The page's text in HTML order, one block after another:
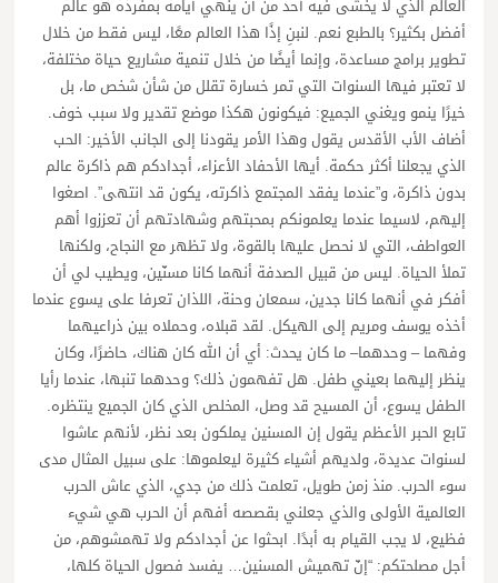
العالم الذي لا يخشى فيه أحد من أن ينهي أيامه بمفرده هو عالم
أفضل بكثير؟ بالطبع نعم. لنبنِ إذًا هذا العالم معًا، ليس فقط من خلال
تطوير برامج مساعدة، وإنما أيضًا من خلال تنمية مشاريع حياة مختلفة،
لا تعتبر فيها السنوات التي تمر خسارة تقلل من شأن شخص ما، بل
خيرًا ينمو ويغني الجميع: فيكونون هكذا موضع تقدير ولا سبب خوف.
أضاف الأب الأقدس يقول وهذا الأمر يقودنا إلى الجانب الأخير: الحب
الذي يجعلنا أكثر حكمة. أيها الأحفاد الأعزاء، أجدادكم هم ذاكرة عالم
بدون ذاكرة، و”عندما يفقد المجتمع ذاكرته، يكون قد انتهى”. اصغوا
إليهم، لاسيما عندما يعلمونكم بمحبتهم وشهادتهم أن تعززوا أهم
العواطف، التي لا نحصل عليها بالقوة، ولا تظهر مع النجاح، ولكنها
تملأ الحياة. ليس من قبيل الصدفة أنهما كانا مسنّين، ويطيب لي أن
أفكر في أنهما كانا جدين، سمعان وحنة، اللذان تعرفا على يسوع عندما
أخذه يوسف ومريم إلى الهيكل. لقد قبلاه، وحملاه بين ذراعيهما
وفهما – وحدهما– ما كان يحدث: أي أن الله كان هناك، حاضرًا، وكان
ينظر إليهما بعيني طفل. هل تفهمون ذلك؟ وحدهما تنبها، عندما رأيا
الطفل يسوع، أن المسيح قد وصل، المخلص الذي كان الجميع ينتظره.
تابع الحبر الأعظم يقول إن المسنين يملكون بعد نظر، لأنهم عاشوا
لسنوات عديدة، ولديهم أشياء كثيرة ليعلموها: على سبيل المثال مدى
سوء الحرب. منذ زمن طويل، تعلمت ذلك من جدي، الذي عاش الحرب
العالمية الأولى والذي جعلني بقصصه أفهم أن الحرب هي شيء
فظيع، لا يجب القيام به أبدًا. ابحثوا عن أجدادكم ولا تهمشوهم، من
أجل مصلحتكم: “إنّ تهميش المسنين… يفسد فصول الحياة كلها،